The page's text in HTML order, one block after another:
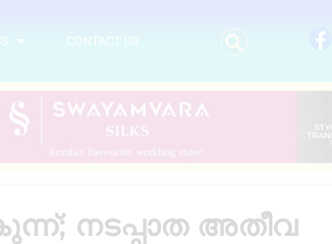
CONTACT US
നടപ്പാത അതീവ